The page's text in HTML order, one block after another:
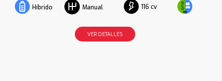
Híbrido Manual 116 cv
VER DETALLES